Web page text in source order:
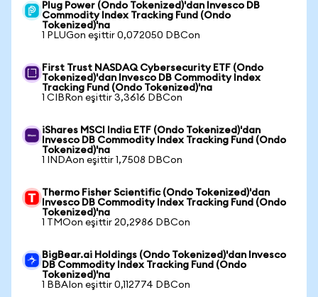
Plug Power (Ondo Tokenized)'dan Invesco DB
Commodity Index Tracking Fund (Ondo
Tokenized)'na
1 PLUGon eşittir 0,072050 DBCon
First Trust NASDAQ Cybersecurity ETF (Ondo
Tokenized)'dan Invesco DB Commodity Index
Tracking Fund (Ondo Tokenized)'na
1 CIBRon eşittir 3,3616 DBCon
iShares MSCI India ETF (Ondo Tokenized)'dan
Invesco DB Commodity Index Tracking Fund (Ondo
Tokenized)'na
1 INDAon eşittir 1,7508 DBCon
Thermo Fisher Scientific (Ondo Tokenized)'dan
Invesco DB Commodity Index Tracking Fund (Ondo
Tokenized)'na
1 TMOon eşittir 20,2986 DBCon
BigBear.ai Holdings (Ondo Tokenized)'dan Invesco
DB Commodity Index Tracking Fund (Ondo
Tokenized)'na
1 BBAIon eşittir 0,112774 DBCon